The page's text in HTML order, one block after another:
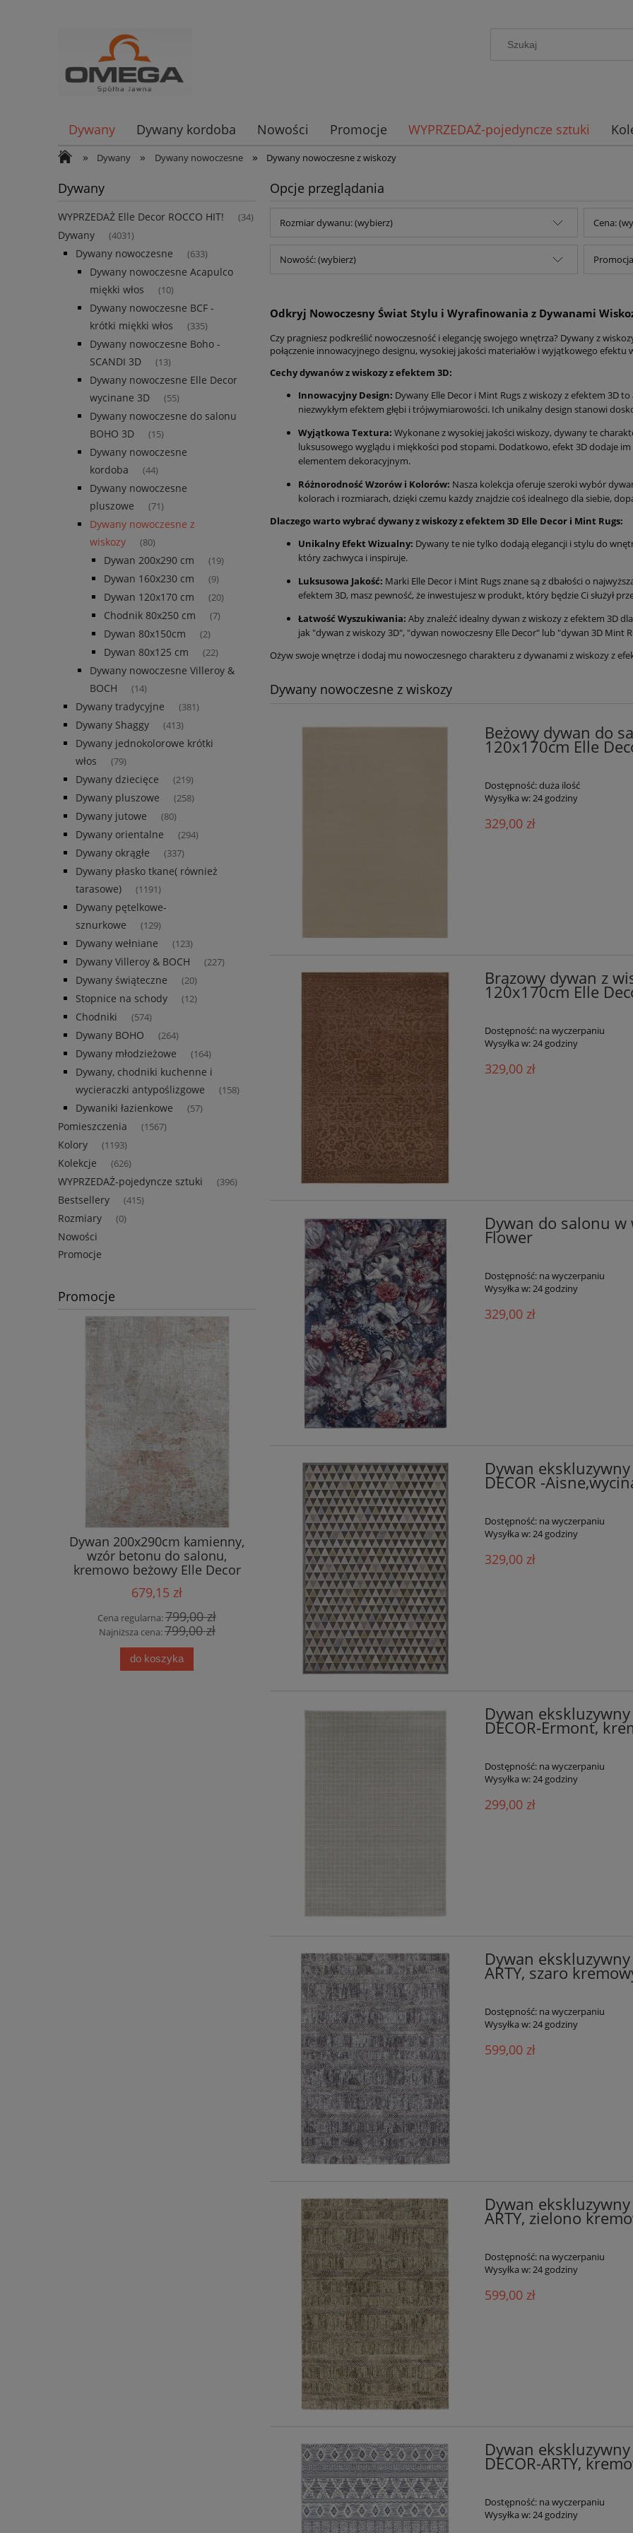
Dywany Dywany kordoba Nowości Promocje WYPRZEDAŻ-pojedyncze sztuki
» Dywany » Dywany nowoczesne » Dywany nowoczesne z wiskozy
Dywany
WYPRZEDAŻ Elle Decor ROCCO HIT! (34)
Dywany (4031)
Dywany nowoczesne (633)
Dywany nowoczesne Acapulco
miękki włos
(10)
Dywany nowoczesne BCF -
krótki miękki włos
(335)
Dywany nowoczesne Boho -
SCANDI 3D
(13)
Dywany nowoczesne Elle Decor
wycinane 3D
(55)
Dywany nowoczesne do salonu
BOHO 3D
(15)
Dywany nowoczesne
kordoba
(44)
Dywany nowoczesne
pluszowe
(71)
Dywany nowoczesne z
wiskozy
(80)
Dywan 200x290 cm (19)
Dywan 160x230 cm (9)
Dywan 120x170 cm (20)
Chodnik 80x250 cm (7)
Dywan 80x150cm (2)
Dywan 80x125 cm (22)
Dywany nowoczesne Villeroy &
BOCH
(14)
Dywany tradycyjne (381)
Dywany Shaggy (413)
Dywany jednokolorowe krótki
włos
(79)
Dywany dziecięce (219)
Dywany pluszowe (258)
Dywany jutowe (80)
Dywany orientalne (294)
Dywany okrągłe (337)
Dywany płasko tkane( również
tarasowe)
(1191)
Dywany pętelkowe-
sznurkowe
(129)
Dywany wełniane (123)
Dywany Villeroy & BOCH (227)
Dywany świąteczne (20)
Stopnice na schody (12)
Chodniki (574)
Dywany BOHO (264)
Dywany młodzieżowe (164)
Dywany, chodniki kuchenne i
wycieraczki antypoślizgowe
(158)
Dywaniki łazienkowe (57)
Pomieszczenia (1567)
Kolory (1193)
Kolekcje (626)
WYPRZEDAŻ-pojedyncze sztuki (396)
Bestsellery (415)
Rozmiary (0)
Nowości
Promocje
Promocje
Dywan 200x290cm kamienny,
wzór betonu do salonu,
kremowo beżowy Elle Decor
Chameis
679,15 zł
Cena regularna:799,00 zł
Najniższa cena:799,00 zł
do koszyka
Ekskluzywny zielony dywan z
wiskozy, Nouristan Vintage Med
195x300cm
679,15 zł
Cena regularna:799,00 zł
Najniższa cena:799,00 zł
do koszyka
Dywan tradycyjny do salonu
160x235cm,NOURISTAN
klasyczny bordowo beżowy
Opcje przeglądania
Rozmiar dywanu: (wybierz) Cena:
Nowość: (wybierz)
Odkryj Nowoczesny Świat Stylu i Wyrafinowania z Dywanami
Czy pragniesz podkreślić nowoczesność i elegancję swojego wnętrza? Dywany z
połączenie innowacyjnego designu, wysokiej jakości materiałów i wyjątkowego
Cechy dywanów z wiskozy z efektem 3D:
Innowacyjny Design: Dywany Elle Decor i Mint Rugs z wiskozy z efektem 3D
niezwykłym efektem głębi i trójwymiarowości. Ich unikalny design stanowi
Wyjątkowa Textura: Wykonane z wysokiej jakości wiskozy, dywany te
luksusowego wyglądu i miękkości pod stopami. Dodatkowo, efekt 3D dodaje
elementem dekoracyjnym.
Różnorodność Wzorów i Kolorów: Nasza kolekcja oferuje szeroki wybór
kolorach i rozmiarach, dzięki czemu każdy znajdzie coś idealnego dla siebie,
Dlaczego warto wybrać dywany z wiskozy z efektem 3D Elle Decor i Mint Rugs:
Unikalny Efekt Wizualny: Dywany te nie tylko dodają elegancji i stylu do
który zachwyca i inspiruje.
Luksusowa Jakość: Marki Elle Decor i Mint Rugs znane są z dbałości o
efektem 3D, masz pewność, że inwestujesz w produkt, który będzie Ci służył
Łatwość Wyszukiwania: Aby znaleźć idealny dywan z wiskozy z efektem 3D
jak "dywan z wiskozy 3D", "dywan nowoczesny Elle Decor" lub "dywan 3D Mint
Ożyw swoje wnętrze i dodaj mu nowoczesnego charakteru z dywanami z wiskozy z
Dywany nowoczesne z wiskozy
Beżowy dywan do
120x170cm Elle
Dostępność:duża ilość
Wysyłka w:24 godziny
329,00 zł
Brązowy dywan z
120x170cm Elle
Dostępność: na wyczerpaniu
Wysyłka w:24 godziny
329,00 zł
Dywan do salonu
Flower
Dostępność: na wyczerpaniu
Wysyłka w:24 godziny
329,00 zł
Dywan
DECOR -
Dostępność: na wyczerpaniu
Wysyłka w:24 godziny
329,00 zł
Dywan
DECOR-Ermont,
Dostępność: na wyczerpaniu
Wysyłka w:24 godziny
299,00 zł
Dywan ekskluzywny
ARTY, szaro
Dostępność: na wyczerpaniu
Wysyłka w:24 godziny
599,00 zł
Dywan ekskluzywny
ARTY, zielono
Dostępność: na wyczerpaniu
Wysyłka w:24 godziny
599,00 zł
Dywan
DECOR-ARTY,
Dostępność: na wyczerpaniu
Wysyłka w:24 godziny